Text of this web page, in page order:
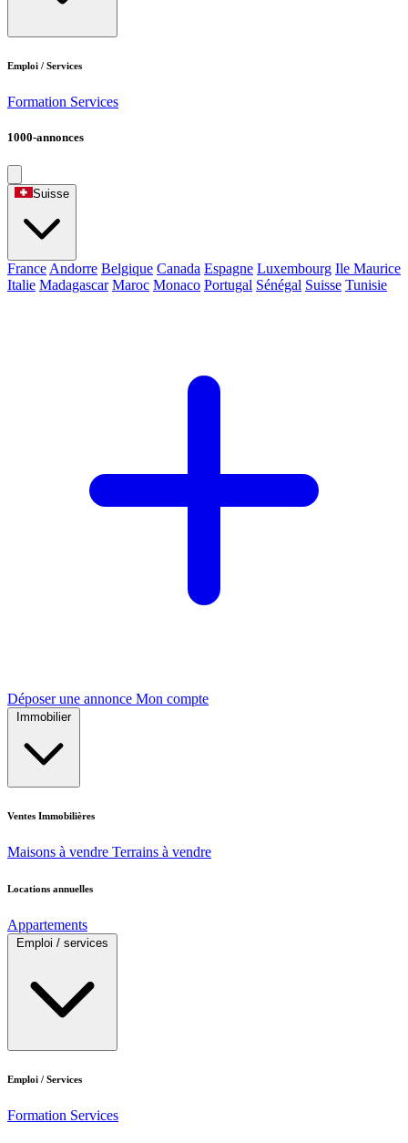
Emploi / Services
Formation Services
1000-annonces
Suisse
France Andorre Belgique Canada Espagne Luxembourg Ile Maurice
Italie Madagascar Maroc Monaco Portugal Sénégal Suisse Tunisie
Déposer une annonce Mon compte
Immobilier
Ventes Immobilières
Maisons à vendre Terrains à vendre
Locations annuelles
Appartements
Emploi / services
Emploi / Services
Formation Services